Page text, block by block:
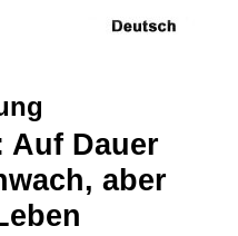
Auf Dauer
aber